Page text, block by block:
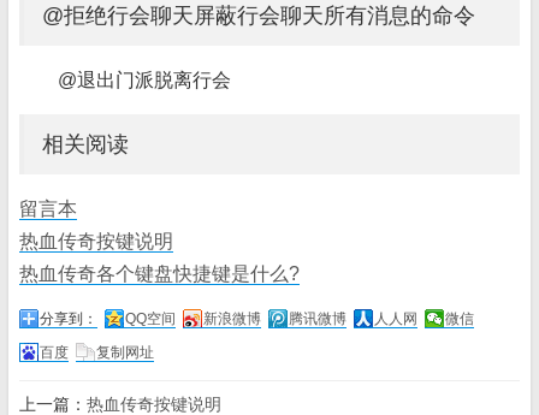
@拒绝行会聊天屏蔽行会聊天所有消息的命令
@退出门派脱离行会
相关阅读
留言本
热血传奇按键说明
热血传奇各个键盘快捷键是什么?
分享到： QQ空间 新浪微博 腾讯微博 人人网
微信
百度
复制网址
上一篇： 热血传奇按键说明